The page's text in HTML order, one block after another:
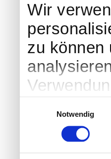
Wir
zu können
Partner
weiteren
Notwendig